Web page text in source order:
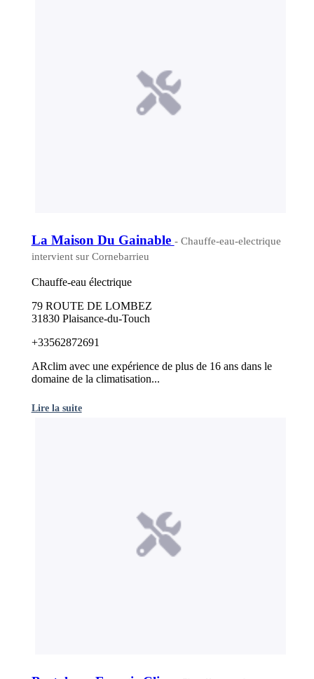
La Maison Du Gainable - Chauffe-eau-electrique
intervient sur Cornebarrieu
Chauffe-eau électrique
79 ROUTE DE LOMBEZ
31830 Plaisance-du-Touch
+33562872691
ARclim avec une expérience de plus de 16 ans dans le
domaine de la climatisation...
Lire la suite